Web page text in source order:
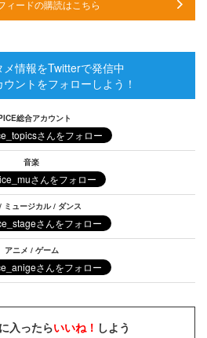
ィードの購読はこちら
メ情報をTwitterで発信中
ントをフォローしよう！
総合アカウント
音楽
ミュージカル / ダンス
アニメ / ゲーム
入ったらいいね！ しよう